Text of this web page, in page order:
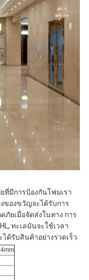
ที่มีการป้องกันโฟมเรา
ของขวัญจะได้รับการ
ยเมื่อจัดส่งในทาง การ
ทะเลมันจะใช้เวลา
ด้รับสินค้าอย่างรวดเร็ว